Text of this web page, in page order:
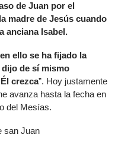
de Juan por el
madre de Jesús cuando
anciana Isabel.
en ello se ha fijado la
de sí mismo
crezca”. Hoy justamente
avanza hasta la fecha en
del Mesías.
san Juan